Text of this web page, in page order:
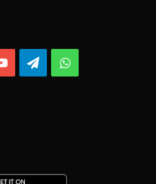
YouTubeTelegramWhatsApp